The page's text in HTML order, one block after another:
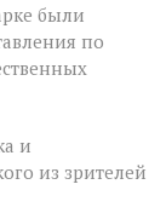
были
по
и
из зрителей